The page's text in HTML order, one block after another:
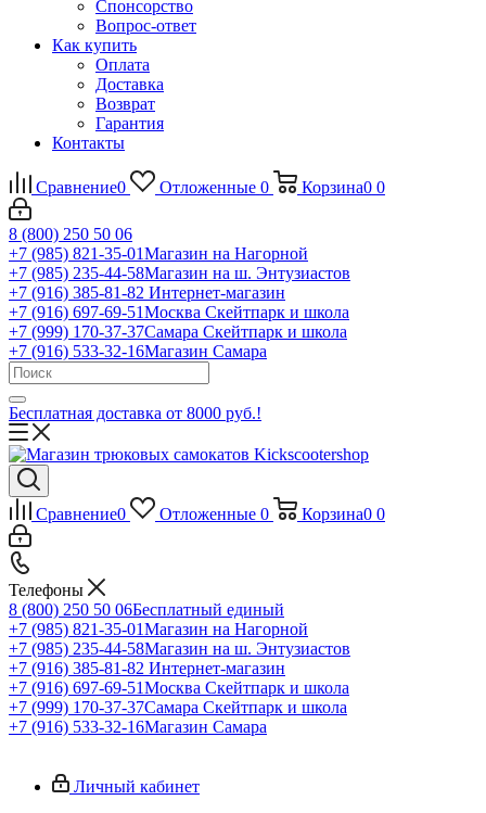
Спонсорство
Вопрос-ответ
Как купить
Оплата
Доставка
Возврат
Гарантия
Контакты
Сравнение0 Отложенные 0 Корзина0 0
8 (800) 250 50 06
+7 (985) 821-35-01Магазин на Нагорной
+7 (985) 235-44-58Магазин на ш. Энтузиастов
+7 (916) 385-81-82 Интернет-магазин
+7 (916) 697-69-51Москва Скейтпарк и школа
+7 (999) 170-37-37Самара Скейтпарк и школа
+7 (916) 533-32-16Магазин Самара
Бесплатная доставка от 8000 руб.!
Сравнение0 Отложенные 0 Корзина0 0
Телефоны
8 (800) 250 50 06Бесплатный единый
+7 (985) 821-35-01Магазин на Нагорной
+7 (985) 235-44-58Магазин на ш. Энтузиастов
+7 (916) 385-81-82 Интернет-магазин
+7 (916) 697-69-51Москва Скейтпарк и школа
+7 (999) 170-37-37Самара Скейтпарк и школа
+7 (916) 533-32-16Магазин Самара
Личный кабинет